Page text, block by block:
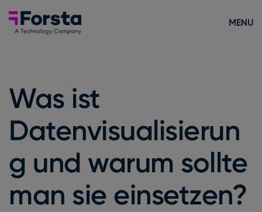
Forsta Deutsch
MENU
Was ist
Datenvisualisierun
g und warum sollte
man sie einsetzen?